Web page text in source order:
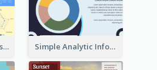
Professional Business Informational Tri Fold Brochure Simple Analytic Informational Brochure